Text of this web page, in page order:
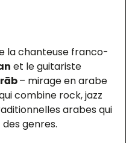
la chanteuse franco-
et le guitariste
– mirage en arabe
combine rock, jazz
arabes qui
genres.